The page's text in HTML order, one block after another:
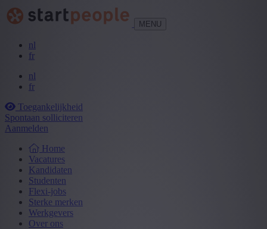
MENU
nl
fr
nl
fr
Toegankelijkheid
Spontaan solliciteren
Aanmelden
Home
Vacatures
Kandidaten
Studenten
Flexi-jobs
Sterke merken
Werkgevers
Over ons